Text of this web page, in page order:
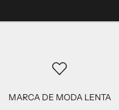
MARCA DE MODA LENTA